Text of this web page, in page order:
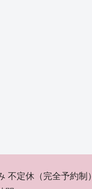
不定休（完全予約制）